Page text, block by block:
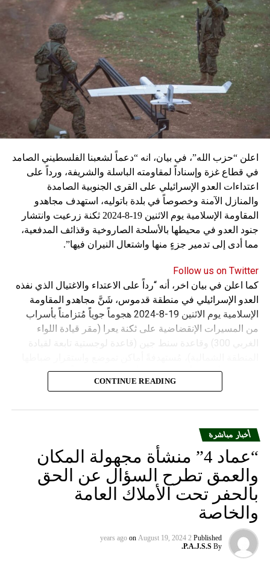
اعلن “حزب الله”، في بيان، انه “دعماً لشعبنا الفلسطيني الصامد
في قطاع غزة وإسناداً لمقاومته الباسلة ‌‏‌‏‌والشريفة، ورداً على
اعتداءات العدو الإسرائيلي على القرى الجنوبية الصامدة
والمنازل الآمنة وخصوصاً في بلدة باتوليه، استهدف مجاهدو
المقاومة الإسلامية يوم الاثنين 19-8-2024 ثكنة زرعيت وانتشار
جنود العدو في محيطها بالأسلحة الصاروخية وقذائف المدفعية،
مما أدى إلى تدمير جزءٍ منها واشتعال النيران فيها”.
Follow us on Twitter
كما اعلن في بيان اخر، أنه “رداً على الاعتداء والاغتيال الذي نفذه
العدو الإسرائيلي في منطقة قدموس، شَنَّ مجاهدو المقاومة
الإسلامية يوم الاثنين 19-8-2024 هجوماً جوياً مُتزامناً بأسراب
من المسيرات الإنقضاضية على ثكنة يعرا (مقر قيادة اللواء
الغربي 300) وقاعدة سنط جين (قاعدة لوجستية تابعة لقيادة
وجنودها وأصابت أهدافها بدقة وأوقعت فيهم عدداً من القتلى
CONTINUE READING
أخبار مباشرة
“عماد 4” منشأة مجهولة المكان
والعمق تطرح السؤال عن الحق
بالحفر تحت الأملاك العامة
والخاصة
Published
2 years ago
on August 19, 2024
By
P.A.J.S.S.